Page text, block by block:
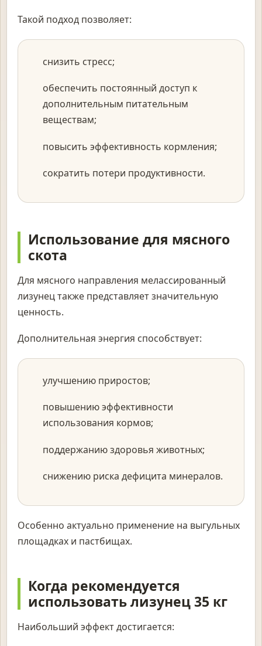
Такой подход позволяет:
снизить стресс;
обеспечить постоянный доступ к
дополнительным питательным
веществам;
повысить эффективность кормления;
сократить потери продуктивности.
Использование для мясного
скота
Для мясного направления мелассированный
лизунец также представляет значительную
ценность.
Дополнительная энергия способствует:
улучшению приростов;
повышению эффективности
использования кормов;
поддержанию здоровья животных;
снижению риска дефицита минералов.
Особенно актуально применение на выгульных
площадках и пастбищах.
Когда рекомендуется
использовать лизунец 35 кг
Наибольший эффект достигается: